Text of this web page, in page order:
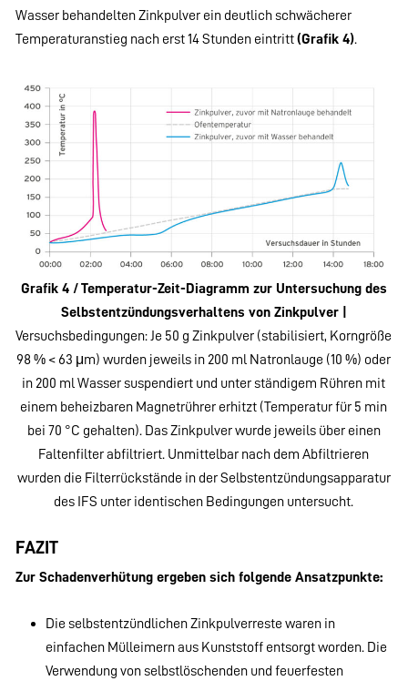
Wasser behandelten Zinkpulver ein deutlich schwächerer
Temperaturanstieg nach erst 14 Stunden eintritt(Grafik 4).
Grafik 4 /Temperatur-Zeit-Diagramm zur Untersuchung des
Selbstentzündungsverhaltens von Zinkpulver |
Versuchsbedingungen: Je 50 g Zinkpulver (stabilisiert, Korngröße
98 % < 63 μm) wurden jeweils in 200 ml Natronlauge (10 %) oder
in 200 ml Wasser suspendiert und unter ständigem Rühren mit
einem beheizbaren Magnetrührer erhitzt (Temperatur für 5 min
bei 70 °C gehalten). Das Zinkpulver wurde jeweils über einen
Faltenfilter abfiltriert. Unmittelbar nach dem Abfiltrieren
wurden die Filterrückstände in der Selbstentzündungsapparatur
des IFS unter identischen Bedingungen untersucht.
FAZIT
Zur Schadenverhütung ergeben sich folgende Ansatzpunkte:
Die selbstentzündlichen Zinkpulverreste waren in
einfachen Mülleimern aus Kunststoff entsorgt worden. Die
Verwendung von selbstlöschenden und feuerfesten